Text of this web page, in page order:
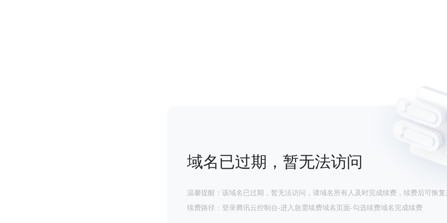
域名已过期，暂无法访问
温馨提醒：该域名已过期，暂无法访问，请域名所有人及时完成续费，续费后可恢复
续费路径：登录腾讯云控制台-进入急需续费域名页面-勾选续费域名完成续费